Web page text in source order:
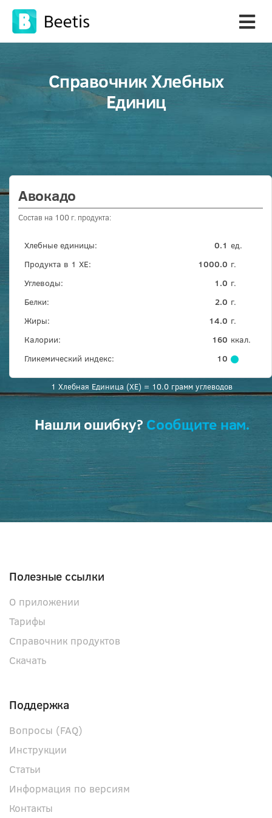
Справочник Хлебных
Единиц
Авокадо
Состав на 100 г. продукта:
Хлебные единицы: ед.
0.1
Продукта в 1 ХЕ:
г.
1000.0
Углеводы:
г.
1.0
Белки:
г.
2.0
Жиры:
г.
14.0
Калории:
ккал.
160
Гликемический индекс:
10
1 Хлебная Единица (ХЕ) = 10.0 грамм углеводов
Нашли ошибку?Сообщите нам.
Полезные ссылки
О приложении
Тарифы
Справочник продуктов
Скачать
Поддержка
Вопросы (FAQ)
Инструкции
Статьи
Информация по версиям
Контакты